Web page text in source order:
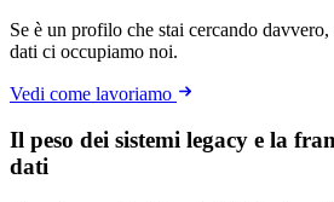
Se è un profilo che stai cercando
dati ci occupiamo noi.
Vedi come lavoriamo
Il peso dei sistemi legacy e la
dati